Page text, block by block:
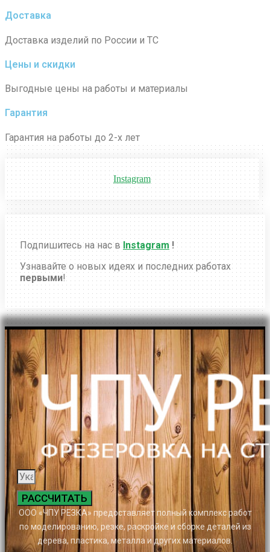
Доставка
Доставка изделий по России и ТС
Цены и скидки
Выгодные цены на работы и материалы
Гарантия
Гарантия на работы до 2-х лет
Instagram
Подпишитесь на нас вInstagram !
Узнавайте о новых идеях и последних работах
первыми!
РАССЧИТАТЬ
ООО «ЧПУ РЕЗКА» предоставляет полный комплекс работ
по моделированию, резке, раскройке и сборке деталей из
дерева, пластика, металла и других материалов.